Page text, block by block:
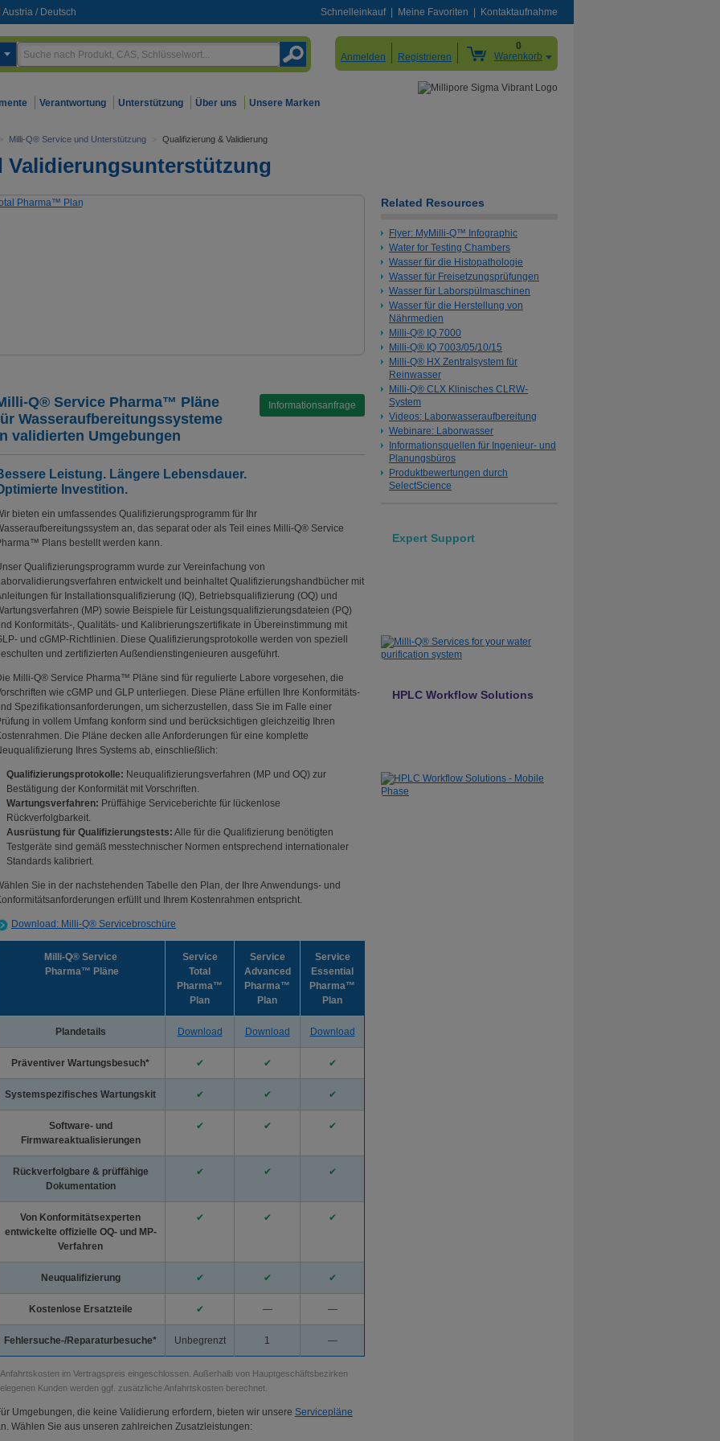
Austria / Deutsch Schnelleinkauf Meine Favoriten Kontaktaufnahme
Anmelden Registrieren
0
Warenkorb
Verantwortung Unterstützung Über uns Unsere Marken
> Milli-Q® Service und Unterstützung > Qualifizierung & Validierung
Validierungsunterstützung
Informationsanfrage
Q® Service Pharma™ Pläne
Wasseraufbereitungssysteme
validierten Umgebungen
Leistung. Längere Lebensdauer.
Investition.
bieten ein umfassendes Qualifizierungsprogramm für Ihr
an, das separat oder als Teil eines Milli-Q® Service
Plans bestellt werden kann.
Qualifizierungsprogramm wurde zur Vereinfachung von
entwickelt und beinhaltet Qualifizierungshandbücher mit
für Installationsqualifizierung (IQ), Betriebsqualifizierung (OQ) und
(MP) sowie Beispiele für Leistungsqualifizierungsdateien (PQ)
Konformitäts-, Qualitäts- und Kalibrierungszertifikate in Übereinstimmung mit
und cGMP-Richtlinien. Diese Qualifizierungsprotokolle werden von speziell
und zertifizierten Außendienstingenieuren ausgeführt.
Milli-Q® Service Pharma™ Pläne sind für regulierte Labore vorgesehen, die
wie cGMP und GLP unterliegen. Diese Pläne erfüllen Ihre Konformitäts-
Spezifikationsanforderungen, um sicherzustellen, dass Sie im Falle einer
in vollem Umfang konform sind und berücksichtigen gleichzeitig Ihren
Die Pläne decken alle Anforderungen für eine komplette
Ihres Systems ab, einschließlich:
Qualifizierungsprotokolle: Neuqualifizierungsverfahren (MP und OQ) zur
Bestätigung der Konformität mit Vorschriften.
Wartungsverfahren: Prüffähige Serviceberichte für lückenlose
Rückverfolgbarkeit.
Ausrüstung für Qualifizierungstests: Alle für die Qualifizierung benötigten
Testgeräte sind gemäß messtechnischer Normen entsprechend internationaler
Standards kalibriert.
Sie in der nachstehenden Tabelle den Plan, der Ihre Anwendungs- und
erfüllt und Ihrem Kostenrahmen entspricht.
Download: Milli-Q® Servicebroschüre
Milli-Q® Service
Pharma™ Pläne
Service
Total
Pharma™
Plan
Service
Advanced
Pharma™
Plan
Service
Essential
Pharma™
Plan
Plandetails Download Download Download
Präventiver Wartungsbesuch* ✔ ✔ ✔
Systemspezifisches Wartungskit ✔ ✔ ✔
Software- und
Firmwareaktualisierungen
✔ ✔ ✔
Rückverfolgbare & prüffähige
Dokumentation
✔ ✔ ✔
Von Konformitätsexperten
entwickelte offizielle OQ- und MP-
Verfahren
✔ ✔ ✔
Neuqualifizierung ✔ ✔ ✔
Kostenlose Ersatzteile ✔ — —
Fehlersuche-/Reparaturbesuche* Unbegrenzt 1 —
im Vertragspreis eingeschlossen. Außerhalb von Hauptgeschäftsbezirken
Kunden werden ggf. zusätzliche Anfahrtskosten berechnet.
Umgebungen, die keine Validierung erfordern, bieten wir unsere Servicepläne
Wählen Sie aus unseren zahlreichen Zusatzleistungen:
Related Resources
Flyer: MyMilli-Q™ Infographic
Water for Testing Chambers
Wasser für die Histopathologie
Wasser für Freisetzungsprüfungen
Wasser für Laborspülmaschinen
Wasser für die Herstellung von
Nährmedien
Milli-Q® IQ 7000
Milli-Q® IQ 7003/05/10/15
Milli-Q® HX Zentralsystem für
Reinwasser
Milli-Q® CLX Klinisches CLRW-
System
Videos: Laborwasseraufbereitung
Webinare: Laborwasser
Informationsquellen für Ingenieur- und
Planungsbüros
Produktbewertungen durch
SelectScience
Expert Support
HPLC Workflow Solutions